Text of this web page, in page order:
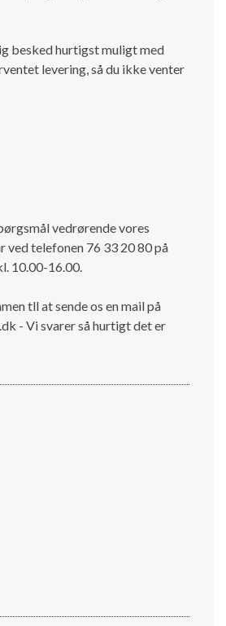
besked hurtigst muligt med
levering, så du ikke venter
vedrørende vores
ved telefonen 76 33 20 80 på
10.00-16.00.
tll at sende os en mail på
- Vi svarer så hurtigt det er